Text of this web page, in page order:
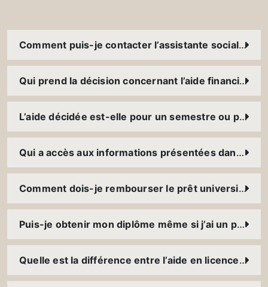
Comment puis-je contacter l’assistante sociale ?
Qui prend la décision concernant l’aide financière accordée
L’aide décidée est-elle pour un semestre ou pour tout le cursus ?
Qui a accès aux informations présentées dans le dossier social ?
Comment dois-je rembourser le prêt universitaire ? Dois-je payer des intérêts ? Quelle garantie faut-il présenter ?
Puis-je obtenir mon diplôme même si j’ai un prêt à rembourser ?
Quelle est la différence entre l’aide en licence et celle en master ?